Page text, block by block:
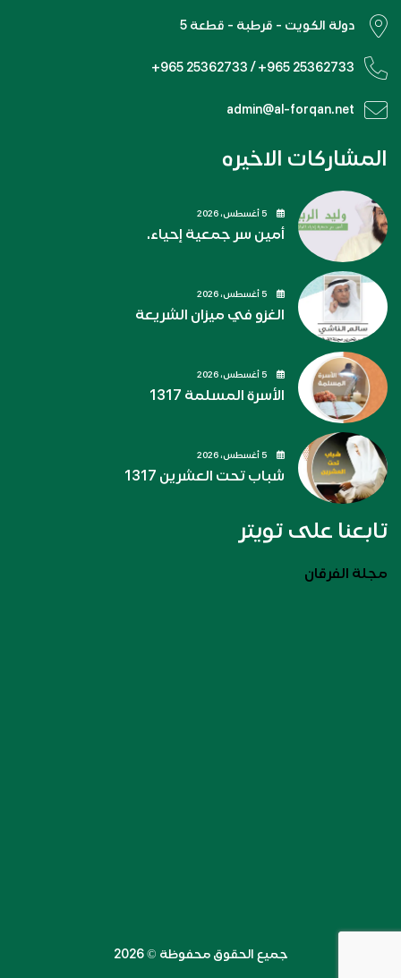
دولة الكويت - قرطبة - قطعة 5
+965 25362733 / +965 25362733
admin@al-forqan.net
المشاركات الاخيره
أمين سر جمعية إحياء.
الغزو في ميزان الشريعة
الأسرة المسلمة 1317
شباب تحت العشرين 1317
تابعنا على تويتر
مجلة الفرقان
جميع الحقوق محفوظة ©️ 2026